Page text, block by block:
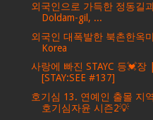
외국인으로 가득한 정동길
Doldam-gil, ...
외국인 대폭발한 북촌한옥
Korea
사랑에 빠진 STAYC 등💓장
[STAY:SEE #137]
호기심 13. 연예인 출몰 지
호기심자윤 시즌2💡